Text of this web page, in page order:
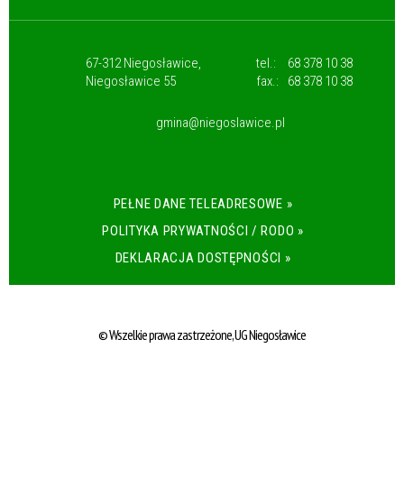
67-312 Niegosławice,
Niegosławice 55
tel.:
68 378 10 38
fax.:
68 378 10 38
gmina@niegoslawice.pl
PEŁNE DANE TELEADRESOWE »
POLITYKA PRYWATNOŚCI / RODO »
DEKLARACJA DOSTĘPNOŚCI »
© Wszelkie prawa zastrzeżone, UG Niegosławice